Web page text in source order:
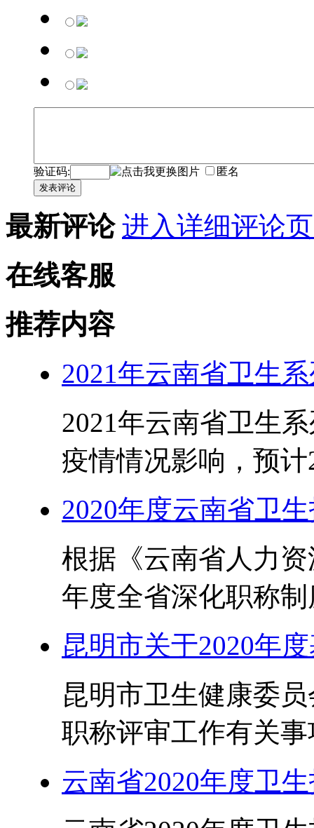
验证码: 匿名
发表评论
最新评论 进入详细评论
在线客服
推荐内容
2021年云南省卫生
2021年云南省卫生
疫情情况影响，预
2020年度云南省卫
根据《云南省人力
年度全省深化职称
昆明市关于2020年
昆明市卫生健康委
职称评审工作有关
云南省2020年度卫